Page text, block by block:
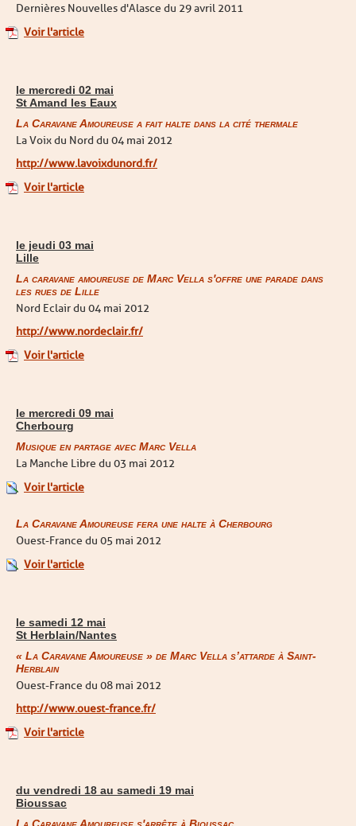
Dernières Nouvelles d'Alasce du 29 avril 2011
Voir l'article
le mercredi 02 mai
St Amand les Eaux
La Caravane Amoureuse a fait halte dans la cité thermale
La Voix du Nord du 04 mai 2012
http://www.lavoixdunord.fr/
Voir l'article
le jeudi 03 mai
Lille
La caravane amoureuse de Marc Vella s'offre une parade dans
les rues de Lille
Nord Eclair du 04 mai 2012
http://www.nordeclair.fr/
Voir l'article
le mercredi 09 mai
Cherbourg
Musique en partage avec Marc Vella
La Manche Libre du 03 mai 2012
Voir l'article
La Caravane Amoureuse fera une halte à Cherbourg
Ouest-France du 05 mai 2012
Voir l'article
le samedi 12 mai
St Herblain/Nantes
« La Caravane Amoureuse » de Marc Vella s’attarde à Saint-
Herblain
Ouest-France du 08 mai 2012
http://www.ouest-france.fr/
Voir l'article
du vendredi 18 au samedi 19 mai
Bioussac